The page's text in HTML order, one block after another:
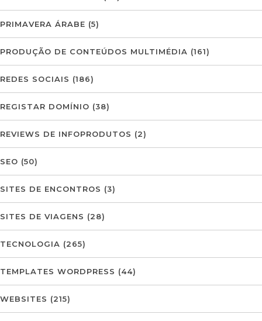
PRIMAVERA ÁRABE (5)
PRODUÇÃO DE CONTEÚDOS MULTIMÉDIA (161)
REDES SOCIAIS (186)
REGISTAR DOMÍNIO (38)
REVIEWS DE INFOPRODUTOS (2)
SEO (50)
SITES DE ENCONTROS (3)
SITES DE VIAGENS (28)
TECNOLOGIA (265)
TEMPLATES WORDPRESS (44)
WEBSITES (215)